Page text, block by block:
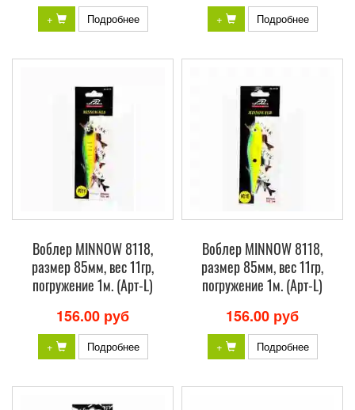
+ Подробнее + Подробнее
Воблер MINNOW 8118,
размер 85мм, вес 11гр,
погружение 1м. (Арт-L)
156.00 руб
+ Подробнее
Воблер MINNOW 8118,
размер 85мм, вес 11гр,
погружение 1м. (Арт-L)
156.00 руб
+ Подробнее